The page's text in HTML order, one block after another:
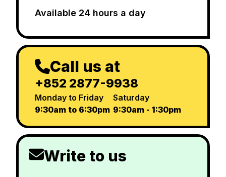
Available 24 hours a day
Call us at
+852 2877-9938
Monday to Friday
9:30am to 6:30pm
Saturday
9:30am - 1:30pm
Write to us